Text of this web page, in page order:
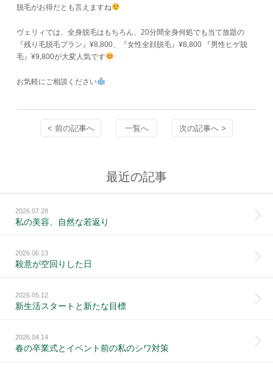
脱毛がお得だとも言えますね
ヴェリィでは、全身脱毛はもちろん、20分間全身何処でも当て放題の
『残り毛脱毛プラン』¥8,800、『女性全顔脱毛』¥8,800 『男性ヒゲ脱
毛』¥9,800が大変人気です
お気軽にご相談ください
< 前の記事へ 一覧へ 次の記事へ >
最近の記事
2026.07.28
私の美容、自然な若返り
2026.06.13
殺意が空回りした日
2026.05.12
新生活スタートと新たな目標
2026.04.14
春の卒業式とイベント前の私のシワ対策